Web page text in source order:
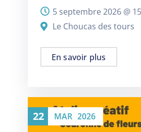
5 septembre 2026 @
Le Choucas des tours
En savoir plus
22 MAR 2026